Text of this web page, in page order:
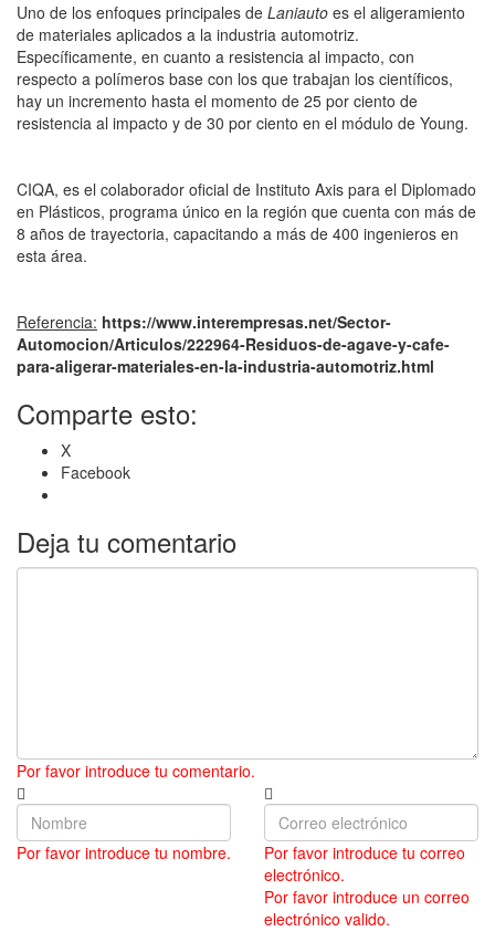
Uno de los enfoques principales de Laniauto es el aligeramiento
de materiales aplicados a la industria automotriz.
Específicamente, en cuanto a resistencia al impacto, con
respecto a polímeros base con los que trabajan los científicos,
hay un incremento hasta el momento de 25 por ciento de
resistencia al impacto y de 30 por ciento en el módulo de Young.
CIQA, es el colaborador oficial de Instituto Axis para el Diplomado
en Plásticos, programa único en la región que cuenta con más de
8 años de trayectoria, capacitando a más de 400 ingenieros en
esta área.
Referencia: https://www.interempresas.net/Sector-
Automocion/Articulos/222964-Residuos-de-agave-y-cafe-
para-aligerar-materiales-en-la-industria-automotriz.html
Comparte esto:
X
Facebook
Deja tu comentario
Por favor introduce tu comentario.
Por favor introduce tu nombre.
Por favor introduce tu correo
electrónico.
Por favor introduce un correo
electrónico valido.